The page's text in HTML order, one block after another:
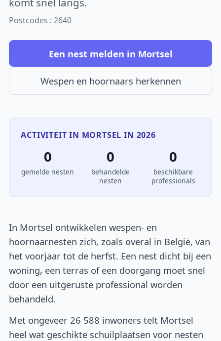
Postcodes : 2640
Een nest melden in Mortsel
Wespen en hoornaars herkennen
ACTIVITEIT IN MORTSEL IN 2026
0
gemelde nesten
0
behandelde
nesten
0
beschikbare
professionals
In Mortsel ontwikkelen wespen- en
hoornaarnesten zich, zoals overal in België, van
het voorjaar tot de herfst. Een nest dicht bij een
woning, een terras of een doorgang moet snel
door een uitgeruste professional worden
behandeld.
Met ongeveer 26 588 inwoners telt Mortsel
heel wat geschikte schuilplaatsen voor nesten